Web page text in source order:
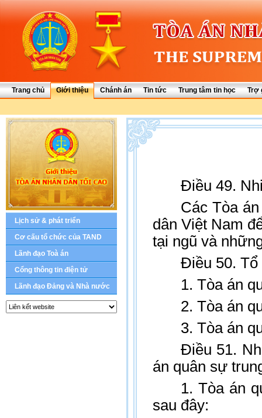
Trang chủ Giới thiệu Chánh án Tin tức Trung tâm tin học Trợ
Lịch sử & phát triển
Cơ cấu tổ chức của TAND
Lãnh đạo Toà án
Cổng thông tin điện tử
Lãnh đạo Đảng và Nhà nước
Điều 49.
Các Tòa
dân Việt Nam
tại ngũ và
Điều 50. Tổ
1. Tòa án
2. Tòa án
3. Tòa án
Điều 51.
án quân sự
1. Tòa án
sau đây: